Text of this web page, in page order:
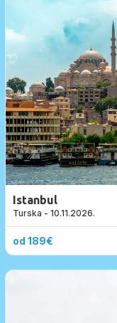
Istanbul
Turska - 10.11.2026.
od 189€